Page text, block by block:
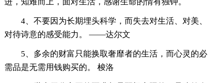
进，知难而上，面对生活，感谢生命的情有独钟。
4、不要因为长期埋头科学，而失去对生活、对美、
对待诗意的感受能力。 ——达尔文
5、多余的财富只能换取奢靡者的生活，而心灵的必
需品是无需用钱购买的。 梭洛